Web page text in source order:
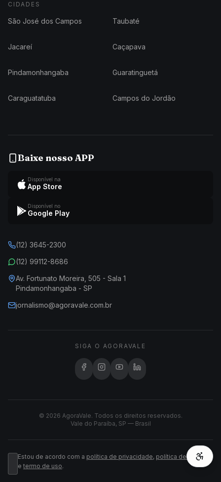
CIDADES
São José dos Campos Taubaté
Jacareí Caçapava
Pindamonhangaba Guaratinguetá
Caraguatatuba Campos do Jordão
Baixe nosso APP
Disponível na
App Store
Disponível no
Google Play
(12) 3645-2300
(12) 99112-8686
Av. Fortunato Moreira, 505 - Sala 1
Pindamonhangaba - SP
jornalismo@agoravale.com.br
SIGA O AGORAVALE
© 2026 AgoraVale. Todos os direitos reservados.
Vale do Paraíba, SP — Brasil
Estou de acordo com a política de privacidade, política de cookies
e termo de uso.